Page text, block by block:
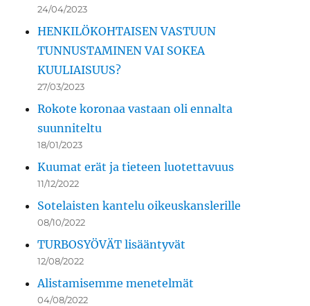
24/04/2023
HENKILÖKOHTAISEN VASTUUN
TUNNUSTAMINEN VAI SOKEA
KUULIAISUUS?
27/03/2023
Rokote koronaa vastaan oli ennalta
suunniteltu
18/01/2023
Kuumat erät ja tieteen luotettavuus
11/12/2022
Sotelaisten kantelu oikeuskanslerille
08/10/2022
TURBOSYÖVÄT lisääntyvät
12/08/2022
Alistamisemme menetelmät
04/08/2022